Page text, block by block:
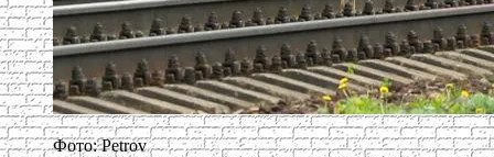
Фото: Petrov